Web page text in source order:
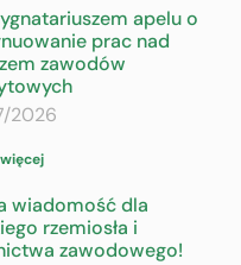
apelu o
prac nad
zawodów
2026
wiadomość dla
rzemiosła i
zawodowego!